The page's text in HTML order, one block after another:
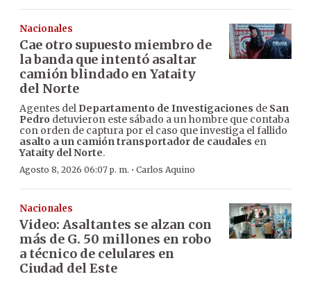
Nacionales
Cae otro supuesto miembro de
la banda que intentó asaltar
camión blindado en Yataity
del Norte
Agentes del Departamento de Investigaciones de San
Pedro detuvieron este sábado a un hombre que contaba
con orden de captura por el caso que investiga el fallido
asalto a un camión transportador de caudales en
Yataity del Norte.
Agosto 8, 2026 06:07 p. m. · Carlos Aquino
Nacionales
Video: Asaltantes se alzan con
más de G. 50 millones en robo
a técnico de celulares en
Ciudad del Este